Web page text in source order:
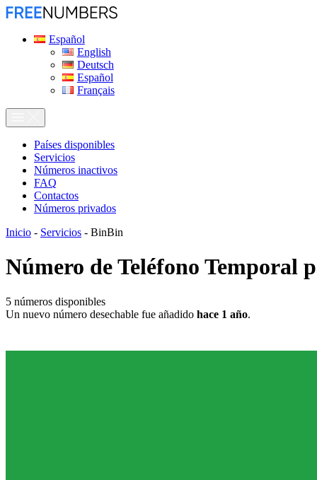
Español
English
Deutsch
Español
Français
Países disponibles
Servicios
Números inactivos
FAQ
Contactos
Números privados
Inicio - Servicios - BinBin
Número de Teléfono Temporal
5 números disponibles
Un nuevo número desechable fue añadido hace 1 año.